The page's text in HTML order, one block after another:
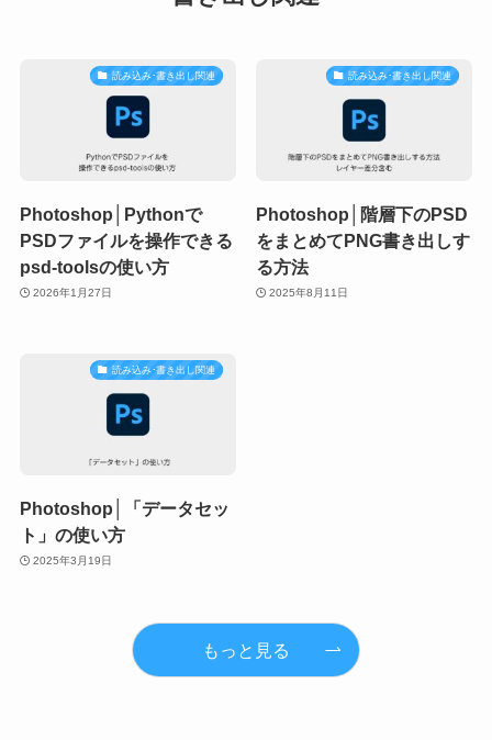
読み込み･書き出し関連
Photoshop│Pythonで
PSDファイルを操作できる
psd-toolsの使い方
2026年1月27日
読み込み･書き出し関連
Photoshop│階層下のPSD
をまとめてPNG書き出しす
る方法
2025年8月11日
読み込み･書き出し関連
Photoshop│「データセッ
ト」の使い方
2025年3月19日
もっと見る